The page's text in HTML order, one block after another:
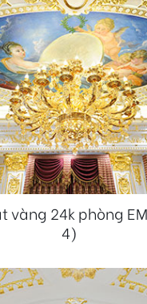
vàng 24k phòng
4)